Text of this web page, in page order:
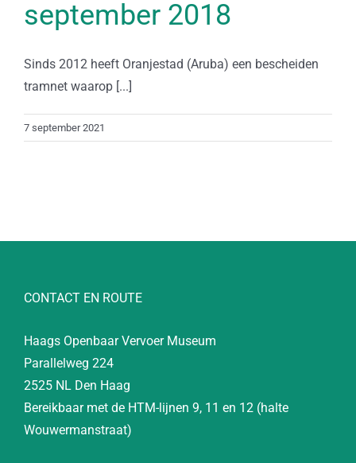
september 2018
Sinds 2012 heeft Oranjestad (Aruba) een bescheiden
tramnet waarop [...]
7 september 2021
CONTACT EN ROUTE
Haags Openbaar Vervoer Museum
Parallelweg 224
2525 NL Den Haag
Bereikbaar met de HTM-lijnen 9, 11 en 12 (halte
Wouwermanstraat)